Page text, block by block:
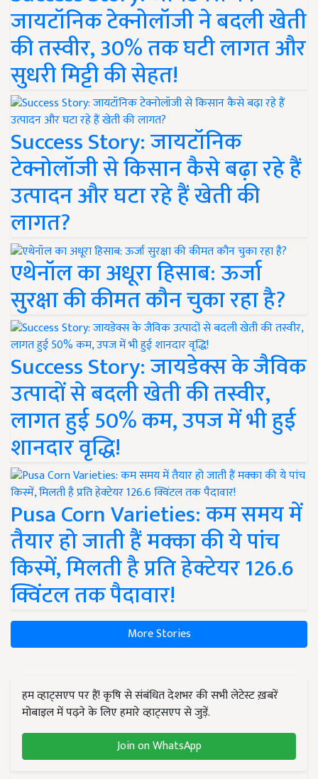
जायटॉनिक टेक्नोलॉजी ने बदली खेती
की तस्वीर, 30% तक घटी लागत और
सुधरी मिट्टी की सेहत!
Success Story: जायटॉनिक
टेक्नोलॉजी से किसान कैसे बढ़ा रहे हैं
उत्पादन और घटा रहे हैं खेती की
लागत?
एथेनॉल का अधूरा हिसाब: ऊर्जा
सुरक्षा की कीमत कौन चुका रहा है?
Success Story: जायडेक्स के जैविक
उत्पादों से बदली खेती की तस्वीर,
लागत हुई 50% कम, उपज में भी हुई
शानदार वृद्धि!
Pusa Corn Varieties: कम समय में
तैयार हो जाती हैं मक्का की ये पांच
किस्में, मिलती है प्रति हेक्टेयर 126.6
क्विंटल तक पैदावार!
More Stories
हम व्हाट्सएप पर हैं! कृषि से संबंधित देशभर की सभी लेटेस्ट ख़बरें
मोबाइल में पढ़ने के लिए हमारे व्हाट्सएप से जुड़ें.
Join on WhatsApp